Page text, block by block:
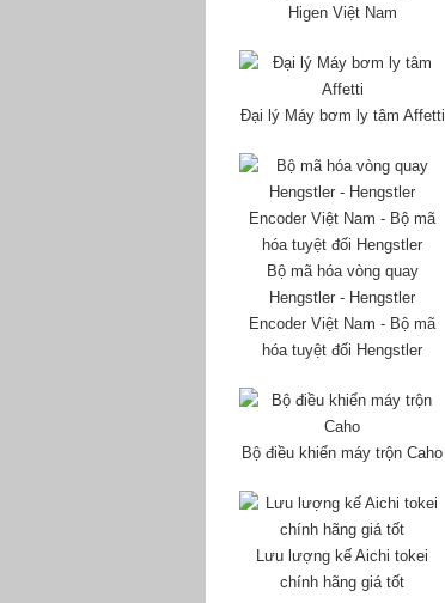
Higen Việt Nam
Đại lý Máy bơm ly tâm Affetti
Bộ mã hóa vòng quay
Hengstler - Hengstler
Encoder Việt Nam - Bộ mã
hóa tuyệt đối Hengstler
Bộ điều khiển máy trộn Caho
Lưu lượng kế Aichi tokei
chính hãng giá tốt